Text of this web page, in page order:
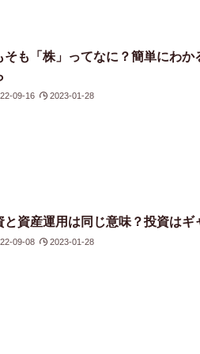
そも「株」ってなに？簡単にわか
09-16 2023-01-28
と資産運用は同じ意味？投資はギ
09-08 2023-01-28